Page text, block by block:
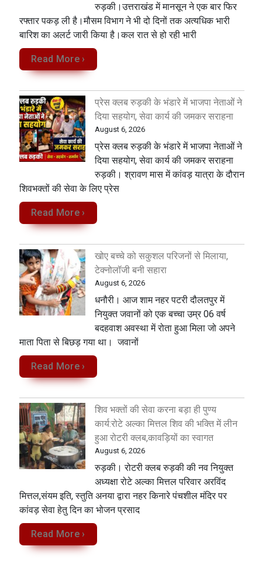
रुड़की।उत्तराखंड में मानसून ने एक बार फिर
रफ्तार पकड़ ली है।मौसम विभाग ने भी दो दिनों तक अत्यधिक भारी
बारिश का अलर्ट जारी किया है।कल रात से हो रही भारी
Read More ›
प्रेस क्लब रुड़की के भंडारे में भाजपा नेताओं ने
दिया सहयोग, सेवा कार्य की जमकर सराहना
August 6, 2026
प्रेस क्लब रुड़की के भंडारे में भाजपा नेताओं ने
दिया सहयोग, सेवा कार्य की जमकर सराहना
रुड़की। श्रावण मास में कांवड़ यात्रा के दौरान
शिवभक्तों की सेवा के लिए प्रेस
Read More ›
खोए बच्चे को सकुशल परिजनों से मिलाया,
टेक्नोलॉजी बनी सहारा
August 6, 2026
धनौरी। आज शाम नहर पटरी दौलतपुर में
नियुक्त जवानों को एक बच्चा उम्र 06 वर्ष
बदहवाश अवस्था में रोता हुआ मिला जो अपने
माता पिता से बिछड़ गया था। जवानों
Read More ›
शिव भक्तों की सेवा करना बड़ा ही पुण्य
कार्य:रोटे अल्का मित्तल शिव की भक्ति में लीन
हुआ रोटरी क्लब,कावड़ियों का स्वागत
August 6, 2026
रुड़की। रोटरी क्लब रुड़की की नव नियुक्त
अध्यक्षा रोटे अल्का मित्तल परिवार अरविंद
मित्तल,संयम इति, स्तुति अनया द्वारा नहर किनारे पंचशील मंदिर पर
कांवड़ सेवा‌ हेतु दिन का भोजन प्रसाद
Read More ›